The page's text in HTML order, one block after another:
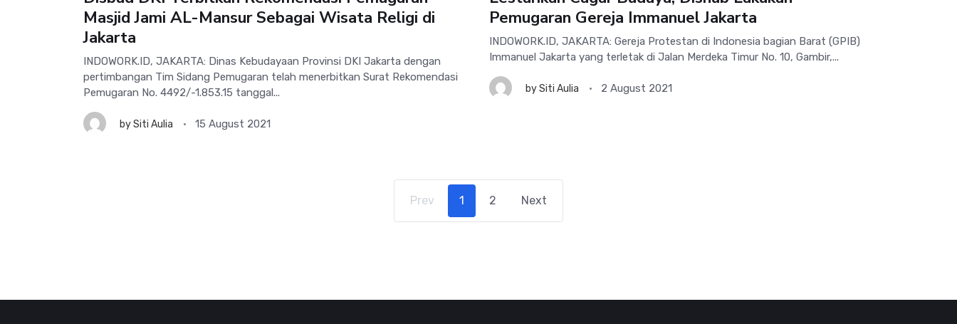
Masjid Jami AL-Mansur Sebagai Wisata Religi di
Jakarta
INDOWORK.ID, JAKARTA: Dinas Kebudayaan Provinsi DKI Jakarta dengan
pertimbangan Tim Sidang Pemugaran telah menerbitkan Surat Rekomendasi
Pemugaran No. 4492/-1.853.15 tanggal...
bySiti Aulia 15 August 2021
Pemugaran Gereja Immanuel Jakarta
INDOWORK.ID, JAKARTA: Gereja Protestan di Indonesia bagian Barat (GPIB)
Immanuel Jakarta yang terletak di Jalan Merdeka Timur No. 10, Gambir,...
bySiti Aulia 2 August 2021
Prev 1 2 Next